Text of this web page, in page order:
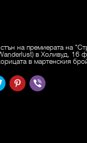
на премиерата на
в Холивуд, 16
в мартенския